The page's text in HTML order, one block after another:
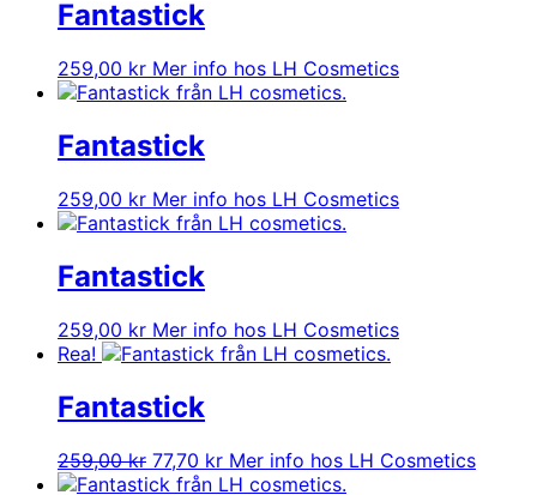
var:
249,00 kr.
Fantastick
259,00 kr Mer info hos LH Cosmetics
Fantastick
259,00 kr Mer info hos LH Cosmetics
Fantastick
259,00 kr Mer info hos LH Cosmetics
Rea!
Fantastick
259,00kr Det
ursprungliga
77,70 krDet
nuvarande
Mer info hos LH Cosmetics